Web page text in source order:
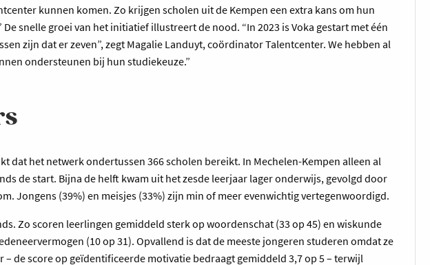
kunnen komen. Zo krijgen scholen uit de Kempen een extra kans om hun
snelle groei van het initiatief illustreert de nood. “In 2023 is Voka gestart met één
zijn dat er zeven”, zegt Magalie Landuyt, coördinator Talentcenter. We hebben al
ondersteunen bij hun studiekeuze.”
dat het netwerk ondertussen 366 scholen bereikt. In Mechelen-Kempen alleen al
de start. Bijna de helft kwam uit het zesde leerjaar lager onderwijs, gevolgd door
Jongens (39%) en meisjes (33%) zijn min of meer evenwichtig vertegenwoordigd.
Zo scoren leerlingen gemiddeld sterk op woordenschat (33 op 45) en wiskunde
(10 op 31). Opvallend is dat de meeste jongeren studeren omdat ze
de score op geïdentificeerde motivatie bedraagt gemiddeld 3,7 op 5 – terwijl